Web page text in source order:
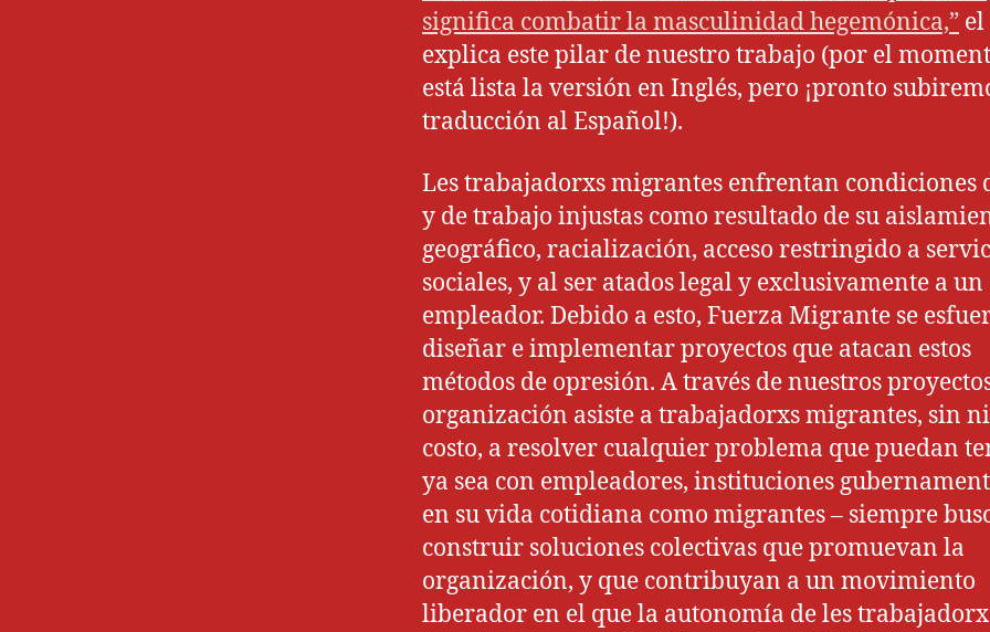
significa combatir la masculinidad hegemónica,”
explica este pilar de nuestro trabajo (por el
está lista la versión en Inglés, pero ¡pronto
traducción al Español!).
Les trabajadorxs migrantes enfrentan condiciones
y de trabajo injustas como resultado de su
geográfico, racialización, acceso restringido a
sociales, y al ser atados legal y exclusivamente a un
empleador. Debido a esto, Fuerza Migrante se
diseñar e implementar proyectos que atacan estos
métodos de opresión. A través de nuestros
organización asiste a trabajadorxs migrantes, sin
costo, a resolver cualquier problema que puedan
ya sea con empleadores, instituciones
en su vida cotidiana como migrantes – siempre
construir soluciones colectivas que promuevan la
organización, y que contribuyan a un movimiento
liberador en el que la autonomía de les